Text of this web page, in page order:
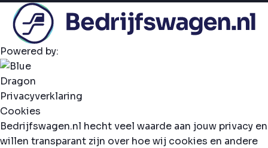
Powered by:
Privacyverklaring
Cookies
Bedrijfswagen.nl hecht veel waarde aan jouw privacy en
willen transparant zijn over hoe wij cookies en andere